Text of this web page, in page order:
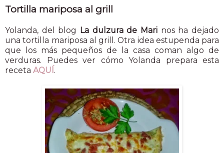
Tortilla mariposa al grill
Yolanda, del blog La dulzura de Mari nos ha dejado
una tortilla mariposa al grill. Otra idea estupenda para
que los más pequeños de la casa coman algo de
verduras. Puedes ver cómo Yolanda prepara esta
receta AQUÍ.